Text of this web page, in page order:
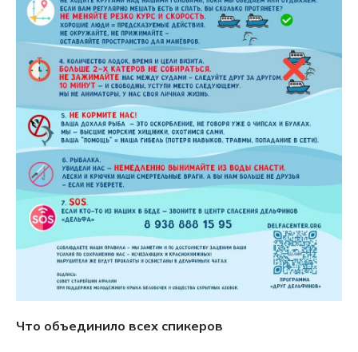
Что объединило всех спикеров